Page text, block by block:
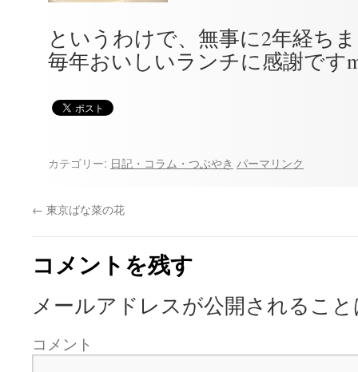
というわけで、無事に2年経ち
毎年おいしいランチに感謝です
カテゴリー: 日記・コラム・つぶやき パーマリンク
← 東京ばな菜の花
コメントを残す
メールアドレスが公開されるこ
コメント